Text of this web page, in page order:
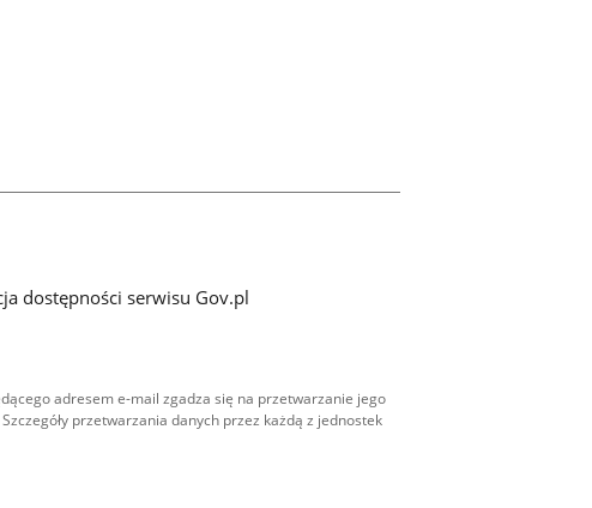
dostępności serwisu Gov.pl
adresem e-mail zgadza się na przetwarzanie jego
przetwarzania danych przez każdą z jednostek